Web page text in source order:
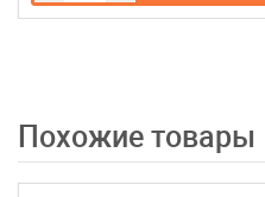
Похожие товары